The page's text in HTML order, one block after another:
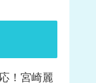
！宮崎麗